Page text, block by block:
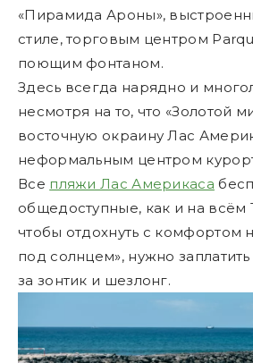
«Пирамида Ароны»,
стиле, торговым центром
поющим фонтаном.
Здесь всегда нарядно и
несмотря на то, что «Золотой
восточную окраину Лас
неформальным центром
Все пляжи Лас Америкаса
общедоступные, как и на
чтобы отдохнуть с комфортом
под солнцем», нужно
за зонтик и шезлонг.